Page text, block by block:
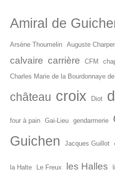
Amiral de
Arsène Thoumelin Auguste
calvaire carrière CFM
Charles Marie de la Bourdonnaye
château croix Diot
four à pain Gai-Lieu gendarmerie
Guichen Jacques Guillot
la Halte Le Freux les Halles